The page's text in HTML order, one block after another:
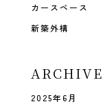
カースペース
新築外構
ARCHIVE
2025年6月